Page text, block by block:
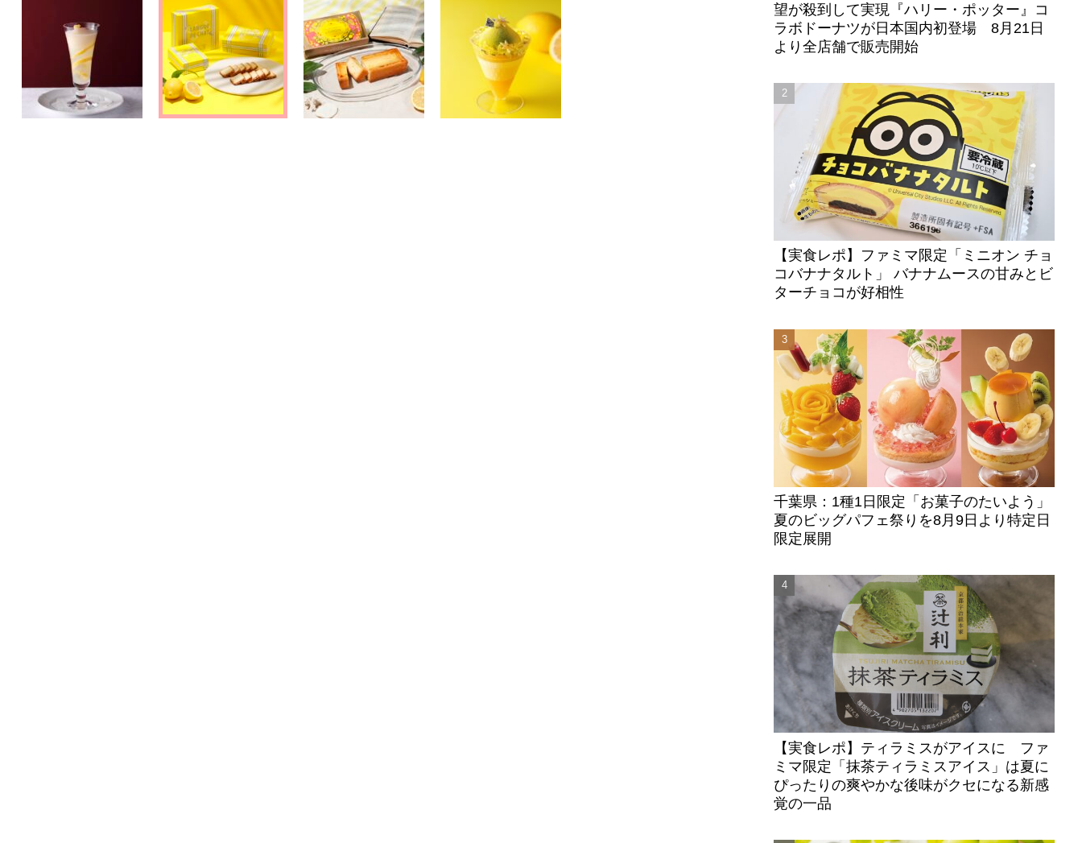
望が殺到して実現『ハリー・ポッター』コ
ラボドーナツが日本国内初登場 8月21日
より全店舗で販売開始
【実食レポ】ファミマ限定「ミニオン チョ
コバナナタルト」 バナナムースの甘みとビ
ターチョコが好相性
千葉県：1種1日限定「お菓子のたいよう」
夏のビッグパフェ祭りを8月9日より特定日
限定展開
【実食レポ】ティラミスがアイスに ファ
ミマ限定「抹茶ティラミスアイス」は夏に
ぴったりの爽やかな後味がクセになる新感
覚の一品